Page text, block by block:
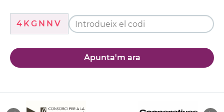
4KGNNV
Apunta'm ara